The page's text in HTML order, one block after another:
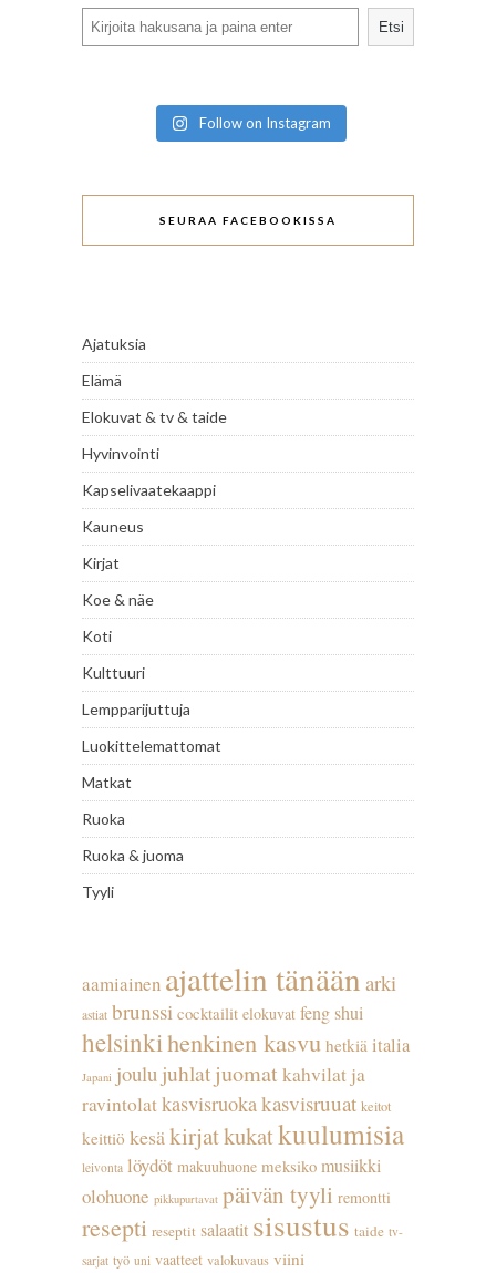
Etsi
Follow on Instagram
SEURAA FACEBOOKISSA
Ajatuksia
Elämä
Elokuvat & tv & taide
Hyvinvointi
Kapselivaatekaappi
Kauneus
Kirjat
Koe & näe
Koti
Kulttuuri
Lempparijuttuja
Luokittelemattomat
Matkat
Ruoka
Ruoka & juoma
Tyyli
aamiainen ajattelin tänään arki
astiat brunssi cocktailit elokuvat feng shui
helsinkihenkinen kasvu hetkiä italia
Japani joulu juhlatjuomatkahvilat ja
ravintolatkasvisruokakasvisruuat keitot
keittiö kesä kirjatkukatkuulumisia
leivonta löydöt makuuhuone meksiko musiikki
olohuone pikkupurtavat päivän tyyli remontti
resepti reseptit salaatit sisustus taide tv-
sarjat työ uni vaatteet valokuvaus viini